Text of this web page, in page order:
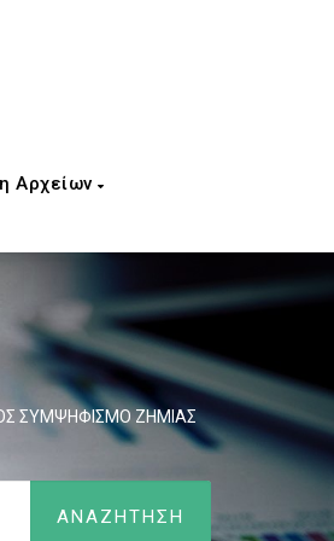
Αρχείων
ΣΥΜΨΗΦΙΣΜΟ ΖΗΜΙΑΣ